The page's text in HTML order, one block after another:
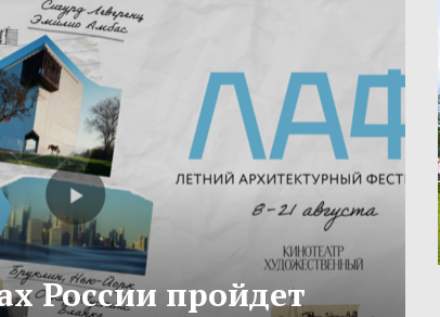
России пройдет